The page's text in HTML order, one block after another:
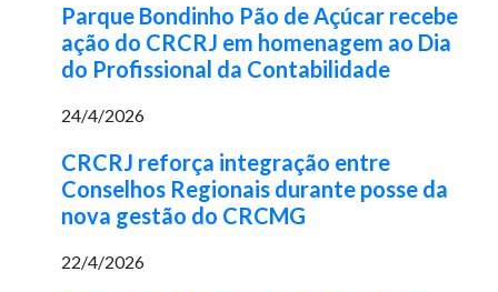
Parque Bondinho Pão de Açúcar recebe
ação do CRCRJ em homenagem ao Dia
do Profissional da Contabilidade
24/4/2026
CRCRJ reforça integração entre
Conselhos Regionais durante posse da
nova gestão do CRCMG
22/4/2026